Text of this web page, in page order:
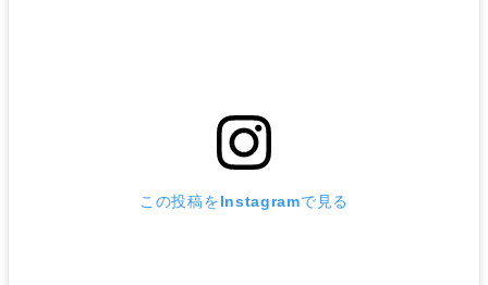
この投稿をInstagramで見る